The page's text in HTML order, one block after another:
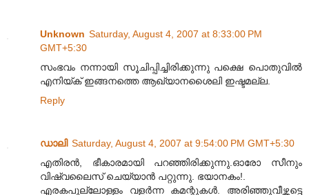
Unknown Saturday, August 4, 2007 at 8:33:00 PM
GMT+5:30
സംഭവം നന്നായി സൂചിപ്പിച്ചിരിക്കുന്നു പക്ഷെ പൊതുവില്‍
എനിയ്ക് ഇങ്ങനത്തെ ആഖ്യാനശൈലി ഇഷ്ടമല്ല.
Reply
ഡാലി Saturday, August 4, 2007 at 9:54:00 PM GMT+5:30
എതിരന്‍, ഭീകാരമായി പറഞ്ഞിരിക്കുന്നു.ഓരോ സീനും
വിഷ്വലൈസ് ചെയ്യാന്‍ പറ്റുന്നു. ഭയാനകം!.
എരകപുല്ലോള്ളം വളര്‍ന്ന കമന്റുകള്‍. അരിഞ്ഞുവീഴ്ത്തട്ടെ